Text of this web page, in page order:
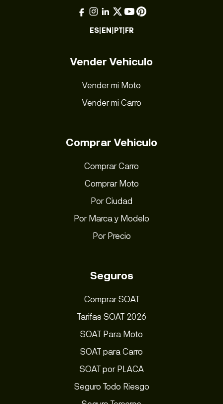
ES|EN|PT|FR
Vender Vehiculo
Vender mi Moto
Vender mi Carro
Comprar Vehiculo
Comprar Carro
Comprar Moto
Por Ciudad
Por Marca y Modelo
Por Precio
Seguros
Comprar SOAT
Tarifas SOAT 2026
SOAT Para Moto
SOAT para Carro
SOAT por PLACA
Seguro Todo Riesgo